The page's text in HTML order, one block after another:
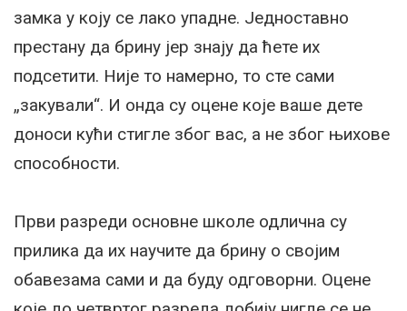
замка у коју се лако упадне. Једноставно
престану да брину јер знају да ћете их
подсетити. Није то намерно, то сте сами
„закували“. И онда су оцене које ваше дете
доноси кући стигле због вас, а не због њихове
способности.
Први разреди основне школе одлична су
прилика да их научите да брину о својим
обавезама сами и да буду одговорни. Оцене